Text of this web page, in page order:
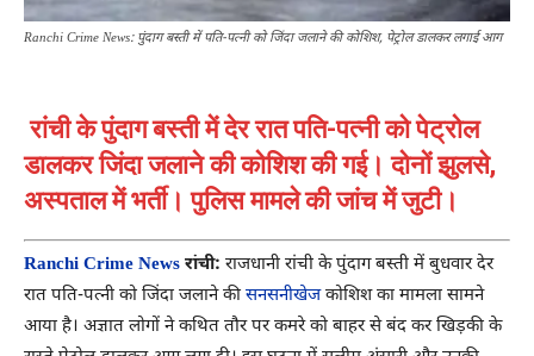
Ranchi Crime News: पुंदाग बस्ती में पति-पत्नी को जिंदा जलाने की कोशिश, पेट्रोल डालकर लगाई आग
रांची के पुंदाग बस्ती में देर रात पति-पत्नी को पेट्रोल
डालकर जिंदा जलाने की कोशिश की गई। दोनों झुलसे,
अस्पताल में भर्ती। पुलिस मामले की जांच में जुटी।
Ranchi Crime News रांची: राजधानी रांची के पुंदाग बस्ती में बुधवार देर
रात पति-पत्नी को जिंदा जलाने की सनसनीखेजकोशिश का मामला सामने
आया है। अज्ञात लोगों ने कथित तौर पर कमरे को बाहर से बंद कर खिड़की के